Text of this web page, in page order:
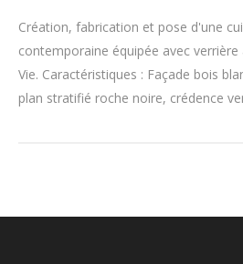
Création, fabrication et pose d'une
contemporaine équipée avec verrière
Vie. Caractéristiques : Façade bois
plan stratifié roche noire, crédence